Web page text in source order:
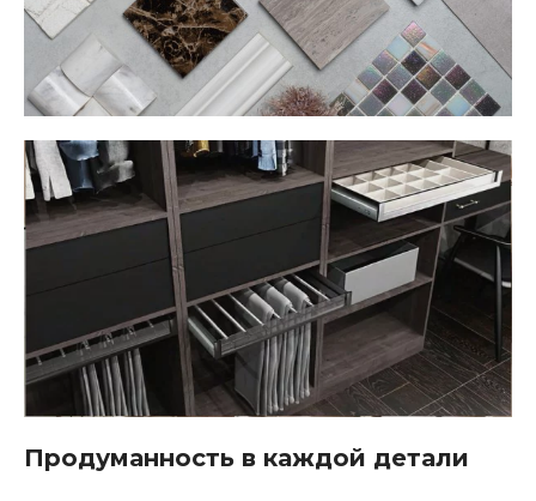
Продуманность в каждой детали